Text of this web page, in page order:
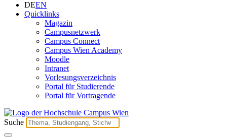
DEEN
Quicklinks
Magazin
Campusnetzwerk
Campus Connect
Campus Wien Academy
Moodle
Intranet
Vorlesungsverzeichnis
Portal für Studierende
Portal für Vortragende
Suche